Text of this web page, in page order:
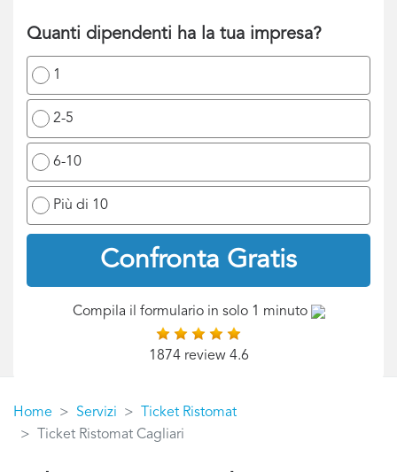
Quanti dipendenti ha la tua impresa?
1
2-5
6-10
Più di 10
Confronta Gratis
Compila il formulario in solo 1 minuto
1874 review 4.6
Home Servizi
Ticket Ristomat
Ticket Ristomat Cagliari